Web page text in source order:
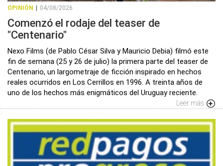
OPINIÓN 04/08/2026
Comenzó el rodaje del teaser de
"Centenario"
Nexo Films (de Pablo César Silva y Mauricio Debia) filmó este
fin de semana (25 y 26 de julio) la primera parte del teaser de
Centenario, un largometraje de ficción inspirado en hechos
reales ocurridos en Los Cerrillos en 1996. A treinta años de
uno de los hechos más enigmáticos del Uruguay reciente.
Leer más